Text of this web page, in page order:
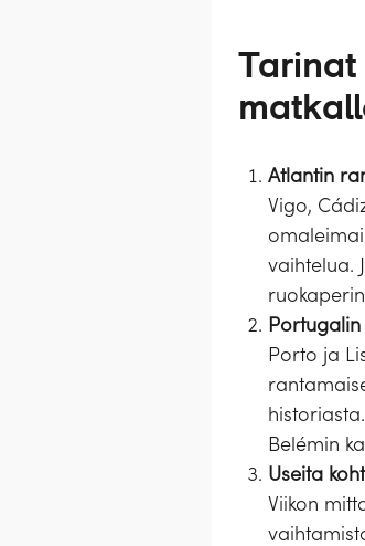
Tarinat
Atlantin
Vigo,
vaihtelua.
Porto ja
Belémin
Useita
Viikon